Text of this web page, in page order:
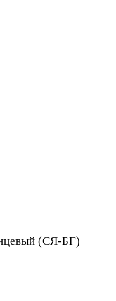
(СЯ-БГ)